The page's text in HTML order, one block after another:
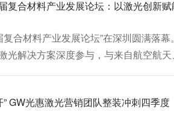
复合材料产业发展论坛：以激光创新
复合材料产业发展论坛”在深圳圆满落
光解决方案深度参与，与来自航空航
术突破与产业化应用新前景。